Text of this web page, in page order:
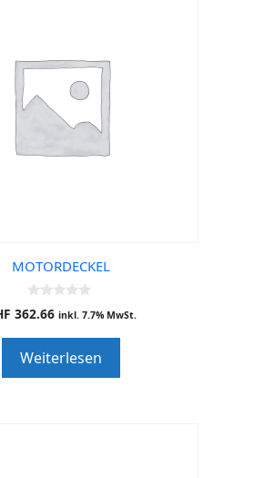
MOTORDECKEL
0
o
o
f
5
362.66 inkl. 7.7% MwSt.
Weiterlesen